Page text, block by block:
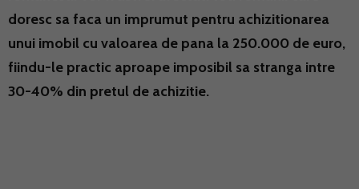
doresc sa faca un imprumut pentru achizitionarea
unui imobil cu valoarea de pana la 250.000 de euro,
fiindu-le practic aproape imposibil sa stranga intre
30-40% din pretul de achizitie.